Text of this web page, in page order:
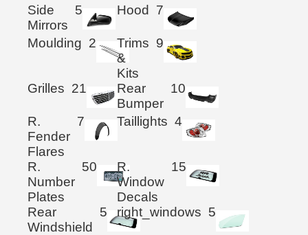
Side
Mirrors
5 Hood 7
Moulding 2
Trims
&
Kits
9
Grilles 21
Rear
Bumper
10
R.
Fender
Flares
7 Taillights 4
R.
Number
Plates
50
R.
Window
Decals
15
Rear
Windshield
5 right_windows 5